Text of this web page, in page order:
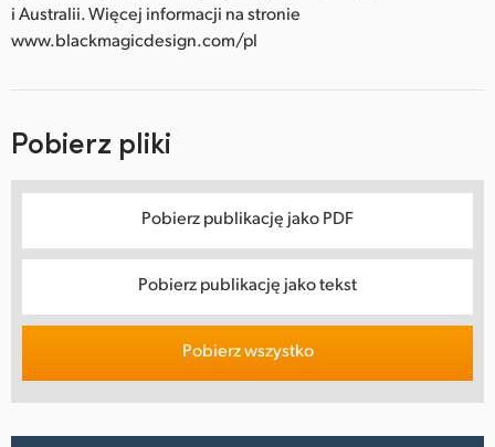
i Australii. Więcej informacji na stronie
www.blackmagicdesign.com/pl
Pobierz pliki
Pobierz publikację jako PDF
Pobierz publikację jako tekst
Pobierz wszystko